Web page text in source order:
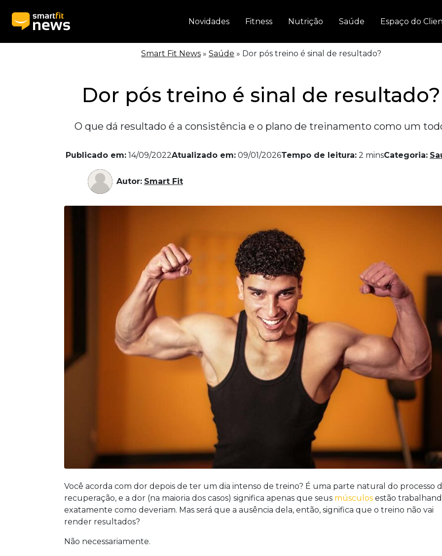
Novidades Fitness Nutrição Saúde Espaço do
Smart Fit News » Saúde » Dor pós treino é sinal de resultado?
Dor pós treino é sinal de resultado?
O que dá resultado é a consistência e o plano de treinamento como um
Publicado em: 14/09/2022Atualizado em: 09/01/2026Tempo de leitura: 2 minsCategoria:
Autor: Smart Fit
Você acorda com dor depois de ter um dia intenso de treino? É uma parte natural do processo
recuperação, e a dor (na maioria dos casos) significa apenas que seus músculosestão
exatamente como deveriam. Mas será que a ausência dela, então, significa que o treino não vai
render resultados?
Não necessariamente.